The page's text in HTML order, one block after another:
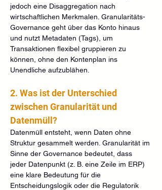
jedoch eine Disaggregation nach
wirtschaftlichen Merkmalen. Granularitäts-
Governance geht über das Konto hinaus
und nutzt Metadaten (Tags), um
Transaktionen flexibel gruppieren zu
können, ohne den Kontenplan ins
Unendliche aufzublähen.
2. Was ist der Unterschied
zwischen Granularität und
Datenmüll?
Datenmüll entsteht, wenn Daten ohne
Struktur gesammelt werden. Granularität im
Sinne der Governance bedeutet, dass
jeder Datenpunkt (z. B. eine Zeile im ERP)
eine klare Bedeutung für die
Entscheidungslogik oder die Regulatorik